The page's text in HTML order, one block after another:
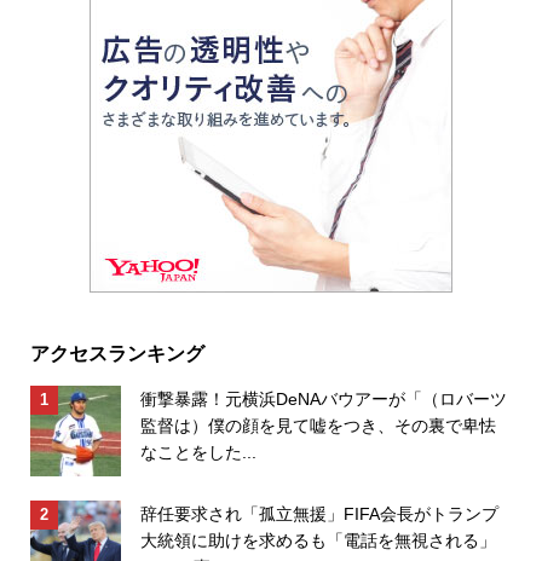
アクセスランキング
衝撃暴露！元横浜DeNAバウアーが「（ロバーツ
監督は）僕の顔を見て嘘をつき、その裏で卑怯
なことをした...
辞任要求され「孤立無援」FIFA会長がトランプ
大統領に助けを求めるも「電話を無視される」